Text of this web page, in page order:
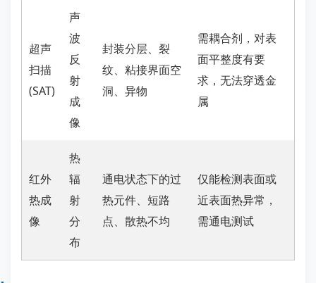
超声
扫描
(SAT)
声
波
反
射
成
像
封装分层、裂
纹、粘接界面空
洞、异物
需耦合剂，对表
面平整度有要
求，无法穿透金
属
红外
热成
像
热
辐
射
分
布
通电状态下的过
热元件、短路
点、散热不均
仅能检测表面或
近表面热异常，
需通电测试